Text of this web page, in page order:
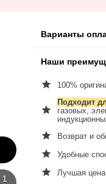
1
Варианты
Наши
100%
Подходит
газовых,
Возврат и
Удобные
Лучшая цена